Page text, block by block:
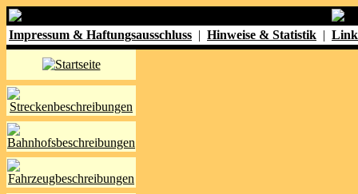
Impressum & Haftungsausschluss | Hinweise & Statistik |